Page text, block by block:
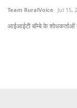
Team RuralVoice Jul 15,
आईआईटी बॉम्बे के